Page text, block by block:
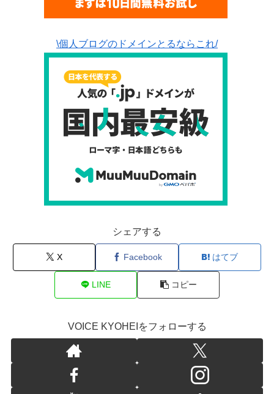
\個人ブログのドメインとるならこれ/
シェアする
X Facebook はてブ
LINE コピー
VOICE KYOHEIをフォローする